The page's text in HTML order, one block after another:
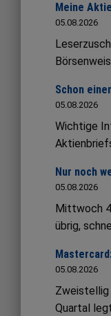
Meine
05.08.2026
Schon
05.08.2026
Wichtige
Nur noch
05.08.2026
Mittwoch
übrig,
05.08.2026
Zweistellig
Quartal